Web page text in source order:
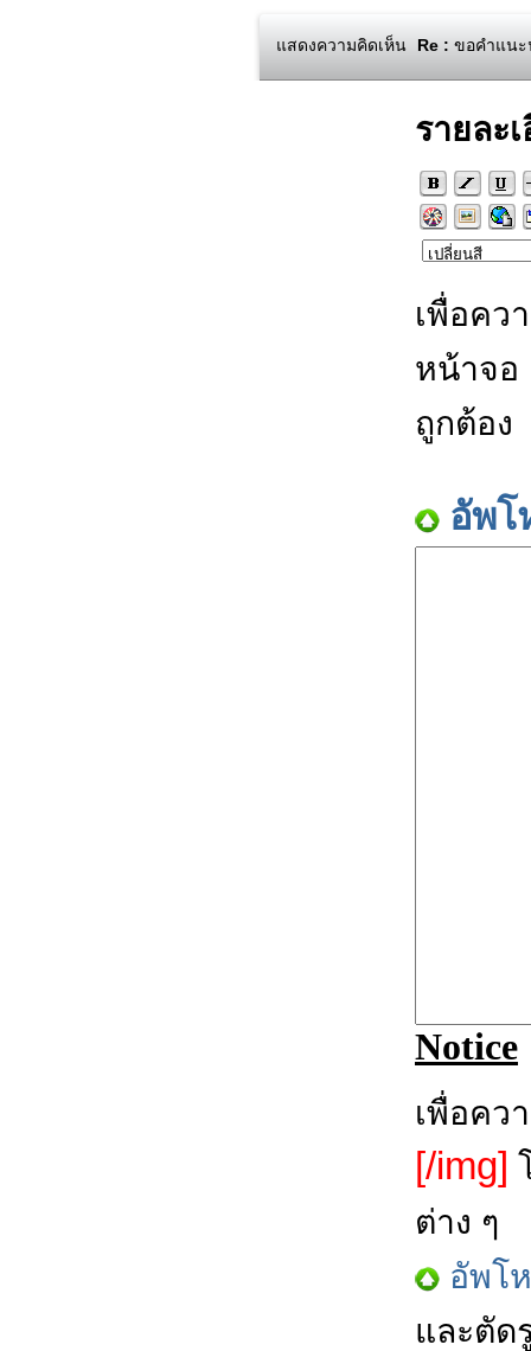
แสดงความคิดเห็น Re : ขอคำแนะ
รายละ
เพื่อคว
หน้าจอ
ถูกต้อง
อัพโ
Notice
เพื่อคว
[/img]
ต่าง ๆ
อัพโ
และตัด